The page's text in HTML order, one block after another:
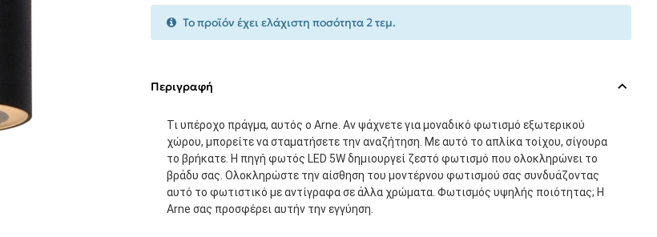
Το προϊόν έχει ελάχιστη ποσότητα 2 τεμ.
Περιγραφή
Τι υπέροχο πράγμα, αυτός ο Arne. Αν ψάχνετε για μοναδικό φωτισμό εξωτερικού
χώρου, μπορείτε να σταματήσετε την αναζήτηση. Με αυτό το απλίκα τοίχου, σίγουρα
το βρήκατε. Η πηγή φωτός LED 5W δημιουργεί ζεστό φωτισμό που ολοκληρώνει το
βράδυ σας. Ολοκληρώστε την αίσθηση του μοντέρνου φωτισμού σας συνδυάζοντας
αυτό το φωτιστικό με αντίγραφα σε άλλα χρώματα. Φωτισμός υψηλής ποιότητας; Η
Arne σας προσφέρει αυτήν την εγγύηση.